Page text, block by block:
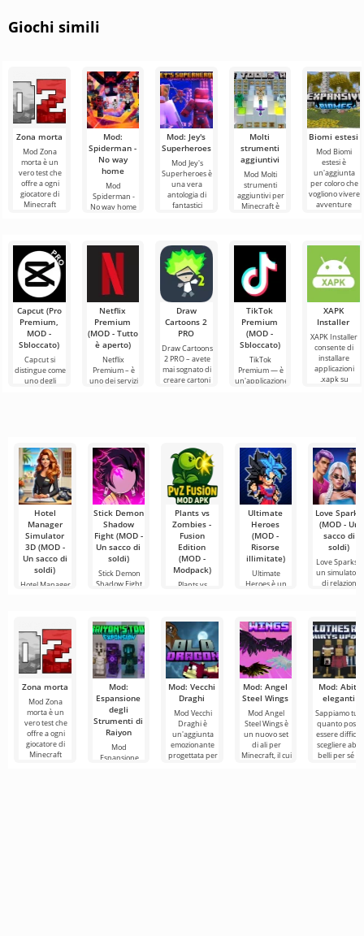
Giochi simili
Zona morta
Mod Zona
morta è un
vero test che
offre a ogni
giocatore di
Minecraft
Mod:
Spiderman -
No way
home
Mod
Spiderman -
No way home
popolari
dell'universo
Marvel nel
Mod: Jey's
Superheroes
Mod Jey's
Superheroes è
una vera
antologia di
fantastici
film,
Molti
strumenti
aggiuntivi
Mod Molti
strumenti
aggiuntivi per
Minecraft è
non dovrai
Biomi estesi
Mod Biomi
estesi è
un'aggiunta
per coloro che
vogliono vivere
avventure
Capcut (Pro
Premium,
MOD -
Sbloccato)
Capcut si
distingue come
uno degli
Netflix
Premium
(MOD - Tutto
è aperto)
Netflix
Premium – è
uno dei servizi
Draw
Cartoons 2
PRO
Draw Cartoons
2 PRO – avete
mai sognato di
creare cartoni
TikTok
Premium
(MOD -
Sbloccato)
TikTok
Premium — è
un'applicazione
XAPK
Installer
XAPK Installer
consente di
installare
applicazioni
.xapk su
Hotel
Manager
Simulator
3D (MOD -
Un sacco di
soldi)
Hotel Manager
Stick Demon
Shadow
Fight (MOD -
Un sacco di
soldi)
Stick Demon
Shadow Fight
Plants vs
Zombies -
Fusion
Edition
(MOD -
Modpack)
Plants vs
Ultimate
Heroes
(MOD -
Risorse
illimitate)
Ultimate
Heroes è un
Love Sparks
(MOD - Un
sacco di
soldi)
Love Sparks è
un simulatore
di relazioni
Zona morta
Mod Zona
morta è un
vero test che
offre a ogni
giocatore di
Minecraft
Mod:
Espansione
degli
Strumenti di
Raiyon
Mod
Espansione
Mod: Vecchi
Draghi
Mod Vecchi
Draghi è
un'aggiunta
emozionante
progettata per
Mod: Angel
Steel Wings
Mod Angel
Steel Wings è
un nuovo set
di ali per
Minecraft, il cui
Mod: Abiti
eleganti
Sappiamo tutti
quanto possa
essere difficile
scegliere abiti
belli per sé in